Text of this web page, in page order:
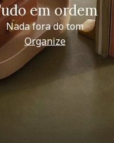
em ordem
Nada fora do tom
Organize